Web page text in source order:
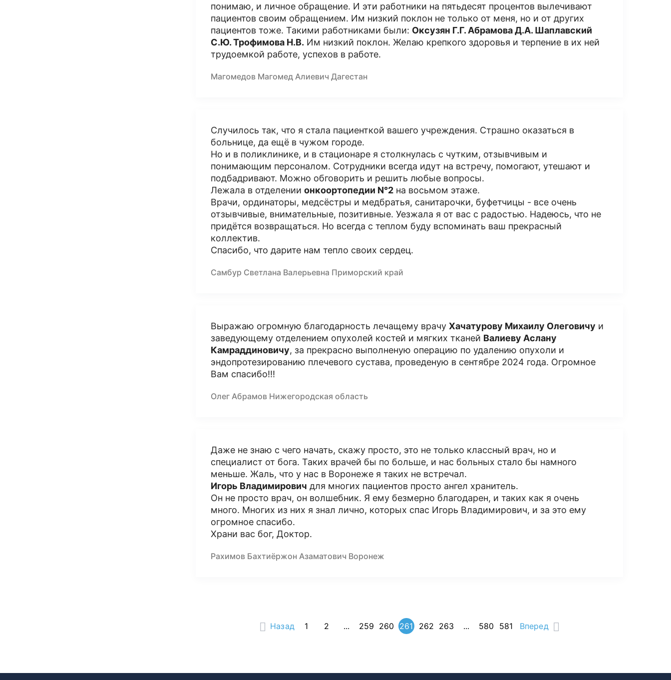
понимаю, и личное обращение. И эти работники на пятьдесят процентов вылечивают
пациентов своим обращением. Им низкий поклон не только от меня, но и от других
пациентов тоже. Такими работниками были: Оксузян Г.Г. Абрамова Д.А. Шаплавский
С.Ю. Трофимова Н.В. Им низкий поклон. Желаю крепкого здоровья и терпение в их ней
трудоемкой работе, успехов в работе.
Магомедов Магомед Алиевич Дагестан
Случилось так, что я стала пациенткой вашего учреждения. Страшно оказаться в
больнице, да ещё в чужом городе.
Но и в поликлинике, и в стационаре я столкнулась с чутким, отзывчивым и
понимающим персоналом. Сотрудники всегда идут на встречу, помогают, утешают и
подбадривают. Можно обговорить и решить любые вопросы.
Лежала в отделении онкоортопедии N°2на восьмом этаже.
Врачи, ординаторы, медсëстры и медбратья, санитарочки, буфетчицы - все очень
отзывчивые, внимательные, позитивные. Уезжала я от вас с радостью. Надеюсь, что не
придëтся возвращаться. Но всегда с теплом буду вспоминать ваш прекрасный
коллектив.
Спасибо, что дарите нам тепло своих сердец.
Самбур Светлана Валерьевна Приморский край
Выражаю огромную благодарность лечащему врачу Хачатурову Михаилу Олеговичу и
заведующему отделением опухолей костей и мягких тканей Валиеву Аслану
Камраддиновичу, за прекрасно выполненую операцию по удалению опухоли и
эндопротезированию плечевого сустава, проведеную в сентябре 2024 года. Огромное
Вам спасибо!!!
Олег Абрамов Нижегородская область
Даже не знаю с чего начать, скажу просто, это не только классный врач, но и
специалист от бога. Таких врачей бы по больше, и нас больных стало бы намного
меньше. Жаль, что у нас в Воронеже я таких не встречал.
Игорь Владимирович для многих пациентов просто ангел хранитель.
Он не просто врач, он волшебник. Я ему безмерно благодарен, и таких как я очень
много. Многих из них я знал лично, которых спас Игорь Владимирович, и за это ему
огромное спасибо.
Храни вас бог, Доктор.
Рахимов Бахтиёржон Азаматович Воронеж
Назад 1 2 ... 259 260 261 262 263 ... 580 581 Вперед